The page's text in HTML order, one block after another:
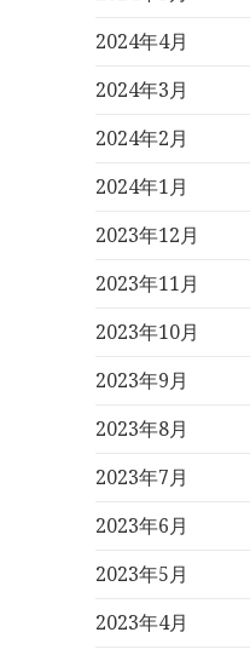
2024年4月
2024年3月
2024年2月
2024年1月
2023年12月
2023年11月
2023年10月
2023年9月
2023年8月
2023年7月
2023年6月
2023年5月
2023年4月